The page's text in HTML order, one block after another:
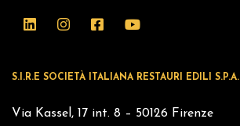
S.I.R.E SOCIETÀ ITALIANA RESTAURI EDILI S.P.A.
Via Kassel, 17 int. 8 – 50126 Firenze